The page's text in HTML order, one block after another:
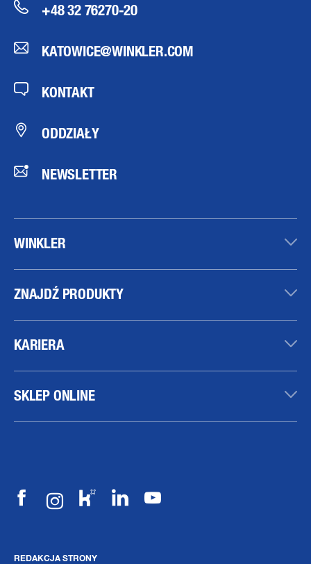
+48 32 76270-20
KATOWICE@WINKLER.COM
KONTAKT
ODDZIAŁY
NEWSLETTER
WINKLER
ZNAJDŹ PRODUKTY
KARIERA
SKLEP ONLINE
REDAKCJA STRONY